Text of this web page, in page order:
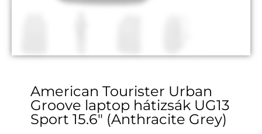
American Tourister Urban
Groove laptop hátizsák UG13
Sport 15.6″ (Anthracite Grey)